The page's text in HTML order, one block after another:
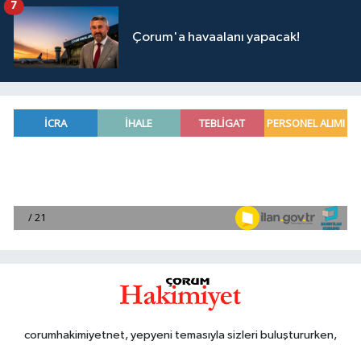
Çorum'a havaalanı yapacak!
7
corumhakimiyetnet, yepyeni temasıyla sizleri buluştururken,